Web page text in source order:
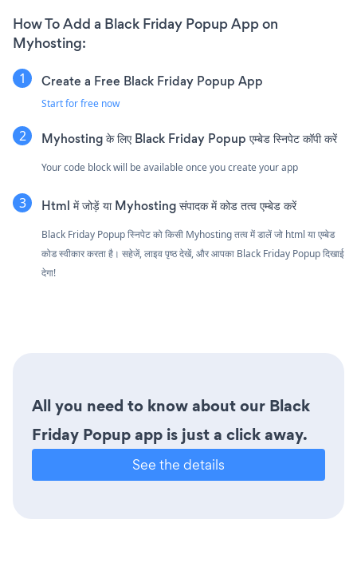
How To Add a Black Friday Popup App on
Myhosting:
Create a Free Black Friday Popup App
Start for free now
Myhosting के लिए Black Friday Popup एम्बेड स्निपेट कॉपी करें
Your code block will be available once you create your app
Html में जोड़ें या Myhosting संपादक में कोड तत्व एम्बेड करें
Black Friday Popup स्निपेट को किसी Myhosting तत्व में डालें जो html या एम्बेड
कोड स्वीकार करता है। सहेजें, लाइव पृष्ठ देखें, और आपका Black Friday Popup दिखाई
देगा!
All you need to know about our Black
Friday Popup app is just a click away.
See the details